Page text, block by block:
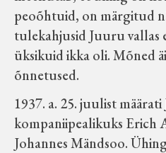
peoõhtuid, on märgitud
tulekahjusid Juuru vallas
üksikuid ikka oli. Mõned
õnnetused.
1937. a. 25. juulist
kompaniipealikuks Erich
Johannes Mändsoo.